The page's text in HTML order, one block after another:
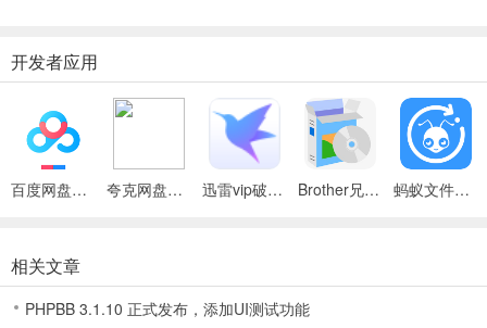
开发者应用
百度网盘绿色免安装Pc电脑版 夸克网盘官方正式版 迅雷vip破解版永久会员2024版 Brother兄弟 MFC-8480DN多功能一体机ISIS驱动 蚂蚁文件（数据恢复大师）
相关文章
PHPBB 3.1.10 正式发布，添加UI测试功能